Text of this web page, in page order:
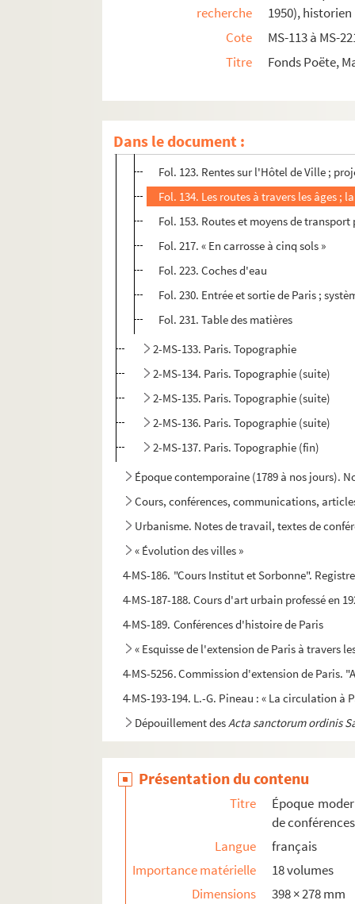
recherche
1950), historien
Cote
MS-113 à MS-
Titre
Fonds Poëte,
Dans le document :
2-MS-132. La vie économique de Paris
Fol. 32. Manufactures à Paris et aux
Fol. 44. Économie générale, industrie,
Fol. 62. Commerce et industrie ;
Fol. 115. Finances. Opposition des
Fol. 123. Rentes sur l'Hôtel de Ville ;
Fol. 134. Les routes à travers les âges
Fol. 153. Routes et moyens de
Fol. 217. « En carrosse à cinq sols »
Fol. 223. Coches d'eau
Fol. 230. Entrée et sortie de Paris ;
Fol. 231. Table des matières
2-MS-133. Paris. Topographie
2-MS-134. Paris. Topographie (suite)
2-MS-135. Paris. Topographie (suite)
2-MS-136. Paris. Topographie (suite)
2-MS-137. Paris. Topographie (fin)
Époque contemporaine (1789 à nos jours).
Cours, conférences, communications,
Urbanisme. Notes de travail, textes de
« Évolution des villes »
4-MS-186. "Cours Institut et Sorbonne".
4-MS-187-188. Cours d'art urbain professé en
4-MS-189. Conférences d'histoire de Paris
« Esquisse de l'extension de Paris à travers
4-MS-5256. Commission d'extension de Paris.
4-MS-193-194. L.-G. Pineau : « La circulation
Dépouillement desActa sanctorum ordinis
Dépouillements d'ouvrages philosophiques
4-MS-5087. Nécrologie de Marcel Poëte :
Présentation du contenu
Titre
Époque
de
Langue
français
Importance matérielle
18 volumes
Dimensions
398 × 278 mm